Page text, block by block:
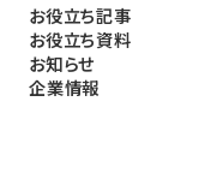
お役立ち記事
お役立ち資料
お知らせ
企業情報